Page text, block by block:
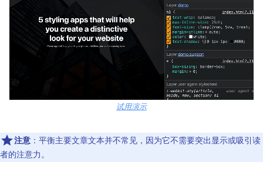
试用演示
注意 ：平衡主要文章文本并不常见，因为它不需要突出显示或吸引读
者的注意力。